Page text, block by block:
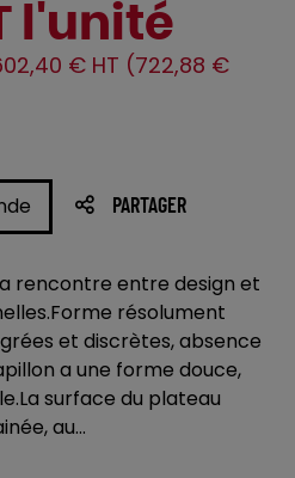
l'unité
€ HT (722,88 €
PARTAGER
rencontre entre design et
résolument
et discrètes, absence
a une forme douce,
surface du plateau
au...